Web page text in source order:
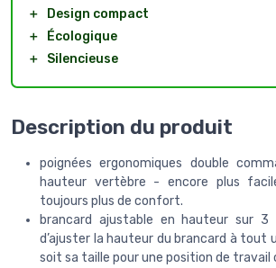
＋
Design compact
＋
Écologique
＋
Silencieuse
Description du produit
poignées ergonomiques double
hauteur vertèbre - encore plus
toujours plus de confort.
brancard ajustable en hauteur sur
d’ajuster la hauteur du brancard à tout
soit sa taille pour une position de